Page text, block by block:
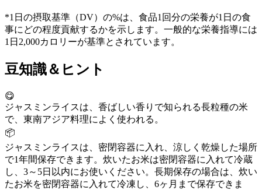
*1日の摂取基準（DV）の%は、食品1回分の栄養が1日の食
事にどの程度貢献するかを示します。一般的な栄養指導には
1日2,000カロリーが基準とされています。
豆知識＆ヒント
😋
ジャスミンライスは、香ばしい香りで知られる長粒種の米
で、東南アジア料理によく使われる。
📦
ジャスミンライスは、密閉容器に入れ、涼しく乾燥した場所
で1年間保存できます。炊いたお米は密閉容器に入れて冷蔵
し、3～5日以内にお使いください。長期保存の場合は、炊い
たお米を密閉容器に入れて冷凍し、6ヶ月まで保存できま